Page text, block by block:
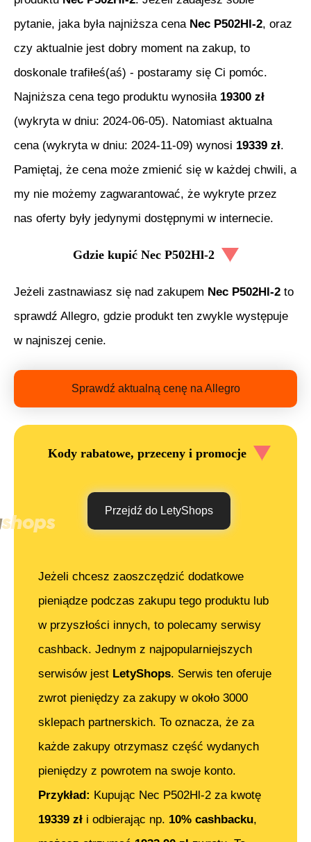
pytanie, jaka była najniższa cena Nec P502Hl-2, oraz
czy aktualnie jest dobry moment na zakup, to
doskonale trafiłeś(aś) - postaramy się Ci pomóc.
Najniższa cena tego produktu wynosiła 19300 zł
(wykryta w dniu: 2024-06-05). Natomiast aktualna
cena (wykryta w dniu: 2024-11-09) wynosi 19339 zł.
Pamiętaj, że cena może zmienić się w każdej chwili, a
my nie możemy zagwarantować, że wykryte przez
nas oferty były jedynymi dostępnymi w internecie.
Gdzie kupić Nec P502Hl-2
Jeżeli zastnawiasz się nad zakupem Nec P502Hl-2 to
sprawdź Allegro, gdzie produkt ten zwykle występuje
w najniszej cenie.
Sprawdź aktualną cenę na Allegro
Kody rabatowe, przeceny i promocje
Przejdź do LetyShops
Jeżeli chcesz zaoszczędzić dodatkowe
pieniądze podczas zakupu tego produktu lub
w przyszłości innych, to polecamy serwisy
cashback. Jednym z najpopularniejszych
serwisów jest LetyShops. Serwis ten oferuje
zwrot pieniędzy za zakupy w około 3000
sklepach partnerskich. To oznacza, że za
każde zakupy otrzymasz część wydanych
pieniędzy z powrotem na swoje konto.
Przykład: Kupując Nec P502Hl-2 za kwotę
19339 zł i odbierając np. 10% cashbacku,